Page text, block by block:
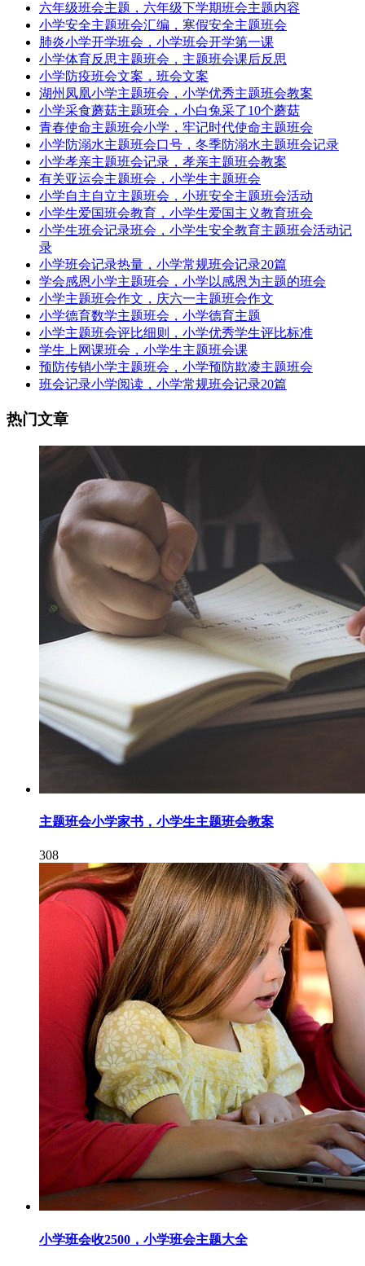
六年级班会主题，六年级下学期班会主题内容
小学安全主题班会汇编，寒假安全主题班会
肺炎小学开学班会，小学班会开学第一课
小学体育反思主题班会，主题班会课后反思
小学防疫班会文案，班会文案
湖州凤凰小学主题班会，小学优秀主题班会教案
小学采食蘑菇主题班会，小白兔采了10个蘑菇
青春使命主题班会小学，牢记时代使命主题班会
小学防溺水主题班会口号，冬季防溺水主题班会记录
小学孝亲主题班会记录，孝亲主题班会教案
有关亚运会主题班会，小学生主题班会
小学自主自立主题班会，小班安全主题班会活动
小学生爱国班会教育，小学生爱国主义教育班会
小学生班会记录班会，小学生安全教育主题班会活动记
录
小学班会记录热量，小学常规班会记录20篇
学会感恩小学主题班会，小学以感恩为主题的班会
小学主题班会作文，庆六一主题班会作文
小学德育数学主题班会，小学德育主题
小学主题班会评比细则，小学优秀学生评比标准
学生上网课班会，小学生主题班会课
预防传销小学主题班会，小学预防欺凌主题班会
班会记录小学阅读，小学常规班会记录20篇
热门文章
主题班会小学家书，小学生主题班会教案
308
小学班会收2500，小学班会主题大全